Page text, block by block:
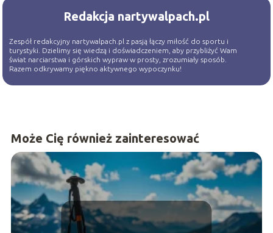
Redakcja nartywalpach.pl
Zespół redakcyjny nartywalpach.pl z pasją łączy miłość do sportu i
turystyki. Dzielimy się wiedzą i doświadczeniem, aby przybliżyć Wam
świat narciarstwa i górskich wypraw w prosty, zrozumiały sposób.
Razem odkrywamy piękno aktywnego wypoczynku!
Może Cię również zainteresować